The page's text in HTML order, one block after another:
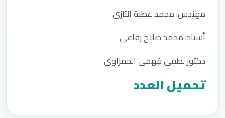
مهندس: محمد عطية التازى
أستاذ: محمد صلاح رفاعى
دكتور لطفى فهمى الحمزاوى
تحميل العدد